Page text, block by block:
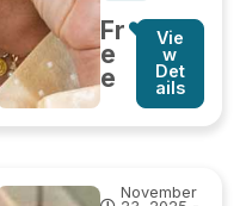
Fr
e
e
Vie
w
Det
ails
November